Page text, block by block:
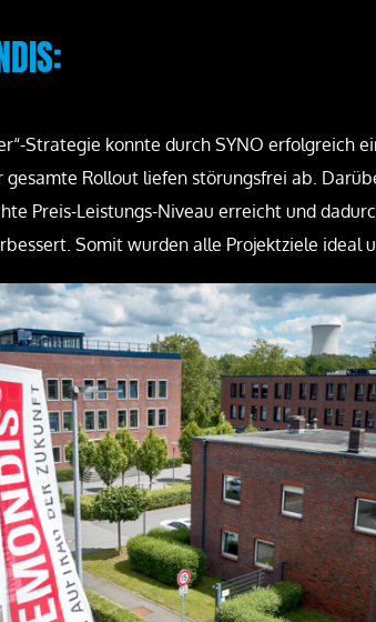
Strategie konnte durch SYNO erfolgreich
Rollout liefen störungsfrei ab.
Preis-Leistungs-Niveau erreicht und
Somit wurden alle Projektziele ideal